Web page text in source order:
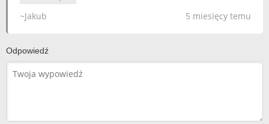
5 miesięcy temu
~Jakub
Odpowiedź